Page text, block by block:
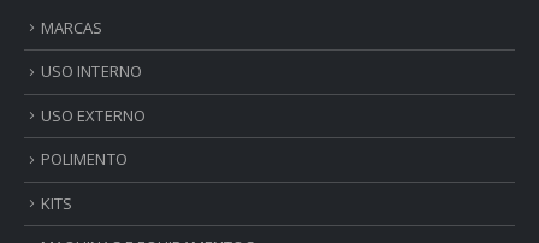
MARCAS
USO INTERNO
USO EXTERNO
POLIMENTO
KITS